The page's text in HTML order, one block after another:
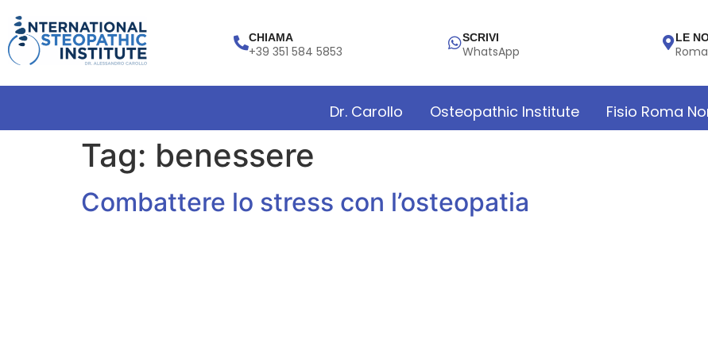
CHIAMA
+39 351 584 5853
SCRIVI
WhatsApp
LE
Dr. Carollo Osteopathic Institute Fisio Roma
Tag: benessere
Combattere lo stress con l’osteopatia